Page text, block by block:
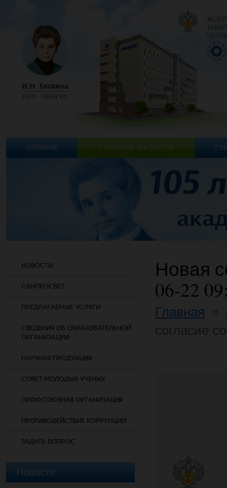
НОВОСТИ
САНПРОСВЕТ
ПРЕДЛАГАЕМЫЕ УСЛУГИ
СВЕДЕНИЯ ОБ ОБРАЗОВАТЕЛЬНОЙ
ОРГАНИЗАЦИИ
НАУЧНАЯ ПРОДУКЦИЯ
СОВЕТ МОЛОДЫХ УЧЕНЫХ
ПРОФСОЮЗНАЯ ОРГАНИЗАЦИЯ
ПРОТИВОДЕЙСТВИЕ КОРРУПЦИИ
ЗАДАТЬ ВОПРОС
Новости
Новая
06-22
Главная
СОБЫТИЯ СТРУКТУРА ИНСТИТУТА